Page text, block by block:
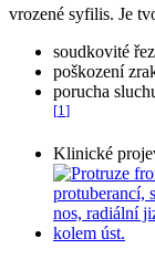
vrozené syfilis. Je
soudkovité
poškození
porucha
[1]
Klinické